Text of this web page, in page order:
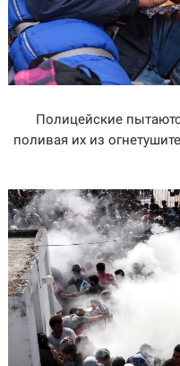
Полицейские
поливая их из